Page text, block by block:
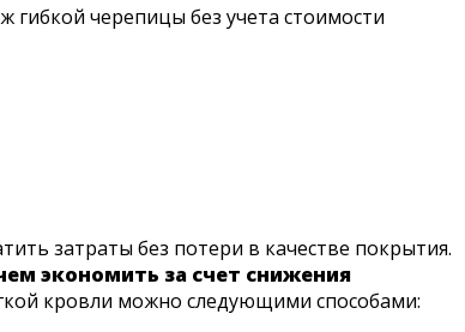
черепицы без учета стоимости
затраты без потери в качестве покрытия.
экономить за счет снижения
кровли можно следующими способами: